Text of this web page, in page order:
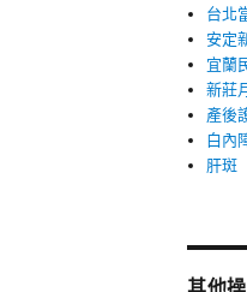
台北
安定
宜蘭
新莊
產後
白內
肝斑